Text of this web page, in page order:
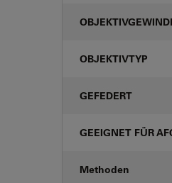
OBJEKTIVTYP
GEFEDERT
GEEIGNET FÜR
Methoden